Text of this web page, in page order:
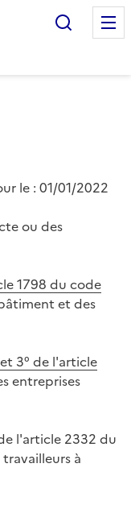
le : 01/01/2022
ou des
1798 du code
et des
et 3° de l'article
entreprises
l'article 2332 du
à